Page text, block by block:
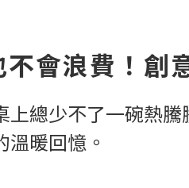
會浪費！創
上總少不了一碗熱
暖回憶。